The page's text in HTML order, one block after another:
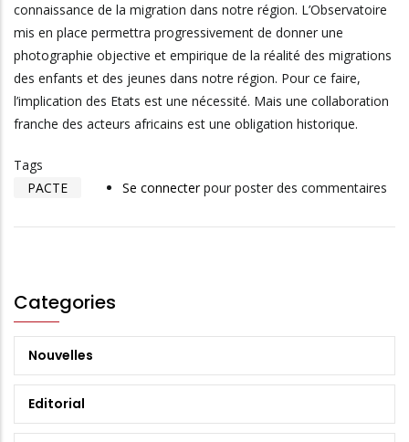
connaissance de la migration dans notre région. L’Observatoire
mis en place permettra progressivement de donner une
photographie objective et empirique de la réalité des migrations
des enfants et des jeunes dans notre région. Pour ce faire,
l’implication des Etats est une nécessité. Mais une collaboration
franche des acteurs africains est une obligation historique.
Tags
PACTE
Se connecterpour poster des commentaires
Categories
Nouvelles
Editorial